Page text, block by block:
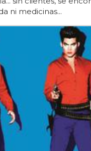
ni medicinas...